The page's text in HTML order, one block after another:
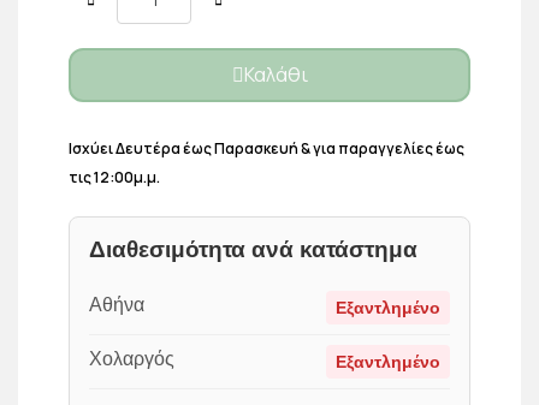
Καλάθι
Ισχύει Δευτέρα έως Παρασκευή & για παραγγελίες έως
τις 12:00μ.μ.
Διαθεσιμότητα ανά κατάστημα
Αθήνα Εξαντλημένο
Χολαργός Εξαντλημένο